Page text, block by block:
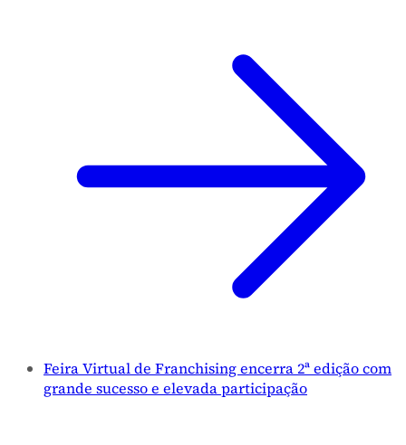
Feira Virtual de Franchising encerra 2ª edição com
grande sucesso e elevada participação